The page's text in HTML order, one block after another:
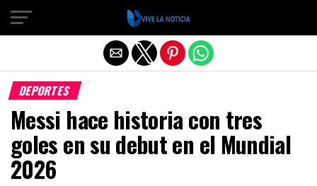
DEPORTES
Messi hace historia con tres
goles en su debut en el Mundial
2026
Salir de la versión móvil